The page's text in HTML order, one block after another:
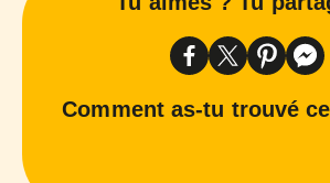
Comment as-tu trouvé